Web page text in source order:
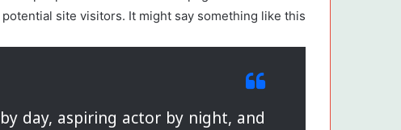
site visitors. It might say something like this:
day, aspiring actor by night, and